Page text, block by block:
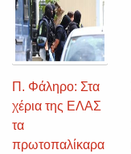
Π. Φάληρο: Στα
χέρια της ΕΛΑΣ
τα
πρωτοπαλίκαρα